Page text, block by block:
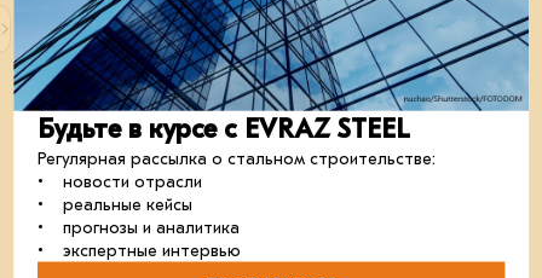
В Кузбассе достроили «Эйфелеву башню»
на ЕВРАЗ ЗСМК
В Новокузнецке на территории металлургического
комбината ЕВРАЗ ЗСМК завершилось возведение
уникального для России промышленного объекта.
строительство металлоконструкции
Будьте в курсе с EVRAZ STEEL
Регулярная рассылка о стальном строительстве:
• новости отрасли
• реальные кейсы
• прогнозы и аналитика
• экспертные интервью